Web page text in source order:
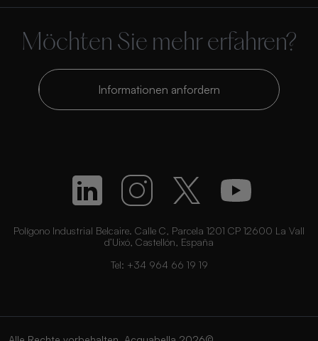
Möchten Sie mehr erfahren?
Informationen anfordern
Polígono Industrial Belcaire. Calle C, Parcela 1201 CP 12600 La Vall
d’Uixó, Castellón, España
Tel: +34 964 66 19 19